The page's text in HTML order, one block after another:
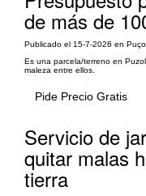
de más de
Publicado el 15-7-2026 en
Es una parcela/terreno en
maleza entre ellos.
Pide Precio Gratis
Servicio de
quitar malas
tierra